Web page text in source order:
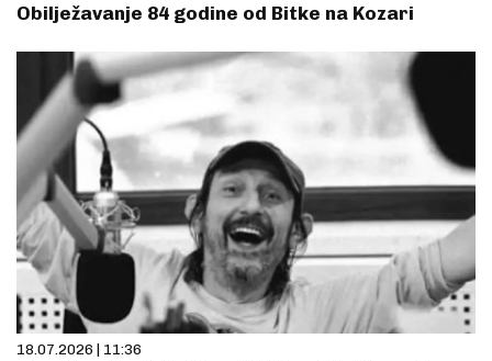
Obilježavanje 84 godine od Bitke na Kozari
18.07.2026 | 11:36